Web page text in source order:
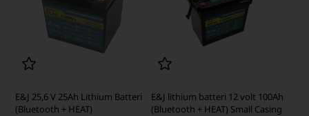
E&J 25,6 V 25Ah Lithium Batteri
(Bluetooth + HEAT)
E&J lithium batteri 12 volt 100Ah
(Bluetooth + HEAT) Small Casing